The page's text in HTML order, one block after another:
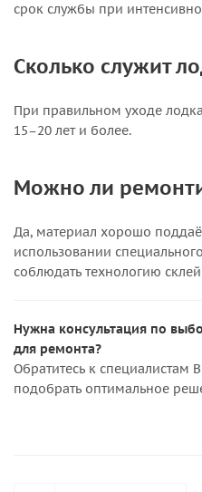
срок службы при
Сколько служит
При правильном уходе
15–20 лет и более.
Можно ли
Да, материал хорошо
использовании
соблюдать технологию
Нужна консультация по
для ремонта?
Обратитесь к
подобрать оптимальное